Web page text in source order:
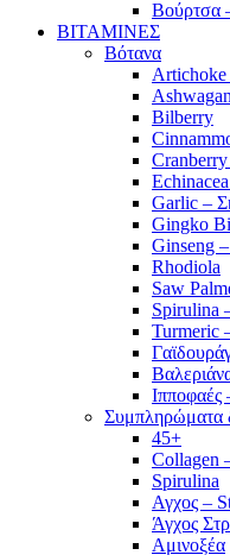
Βούρτσα
ΒΙΤΑΜΙΝΕΣ
Βότανα
Artichoke
Bilberry
Garlic –
Gingko
Ginseng –
Rhodiola
Saw
Spirulina
Turmeric
Ιπποφαές
Συμπληρώματα
45+
Collagen
Spirulina
Αγχος –
Άγχος
Αμινοξέα